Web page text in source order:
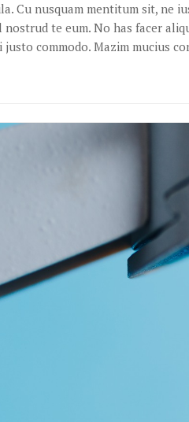
Cu nusquam mentitum sit, ne
te eum. No has facer
justo commodo. Mazim mucius